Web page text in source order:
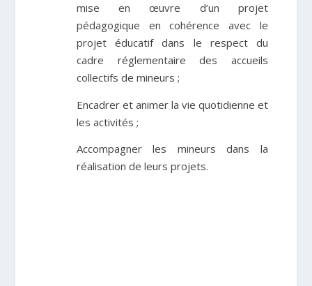
mise en œuvre d’un projet
pédagogique en cohérence avec le
projet éducatif dans le respect du
cadre réglementaire des accueils
collectifs de mineurs ;
Encadrer et animer la vie quotidienne et
les activités ;
Accompagner les mineurs dans la
réalisation de leurs projets.